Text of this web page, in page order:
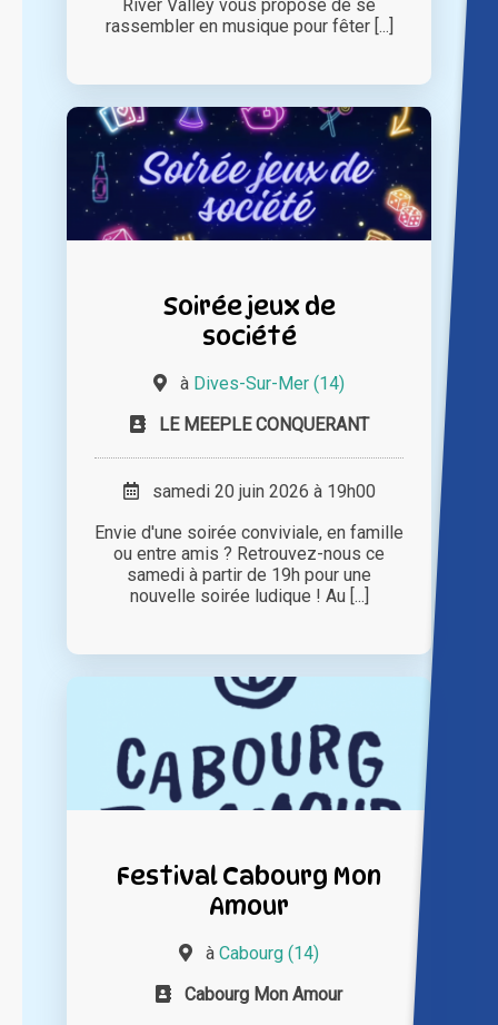
River Valley vous propose de se
rassembler en musique pour fêter [...]
Soirée jeux de
société
à Dives-Sur-Mer (14)
LE MEEPLE CONQUERANT
samedi 20 juin 2026 à 19h00
Envie d'une soirée conviviale, en famille
ou entre amis ? Retrouvez-nous ce
samedi à partir de 19h pour une
nouvelle soirée ludique ! Au [...]
Festival Cabourg Mon
Amour
à Cabourg (14)
Cabourg Mon Amour